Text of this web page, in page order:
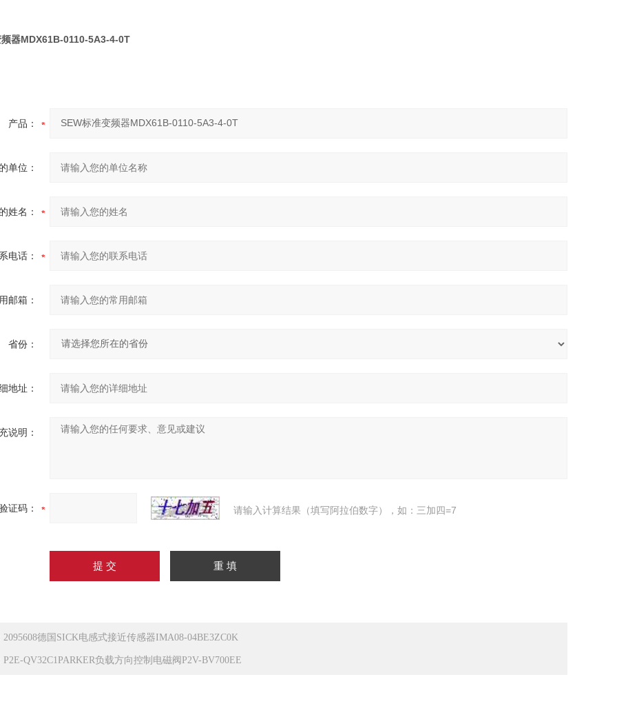
器MDX61B-0110-5A3-4-0T
产品：
单位：
姓名：
电话：
邮箱：
省份：
地址：
说明：
证码： 请输入计算结果（填写阿拉伯数字），如：三加四=7
2095608德国SICK电感式接近传感器IMA08-04BE3ZC0K
P2E-QV32C1PARKER负载方向控制电磁阀P2V-BV700EE